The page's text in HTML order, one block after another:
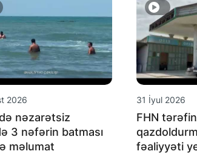
2026
nəzarətsiz
3 nəfərin batması
məlumat
31 İyul 2026
FHN
fəaliyyəti